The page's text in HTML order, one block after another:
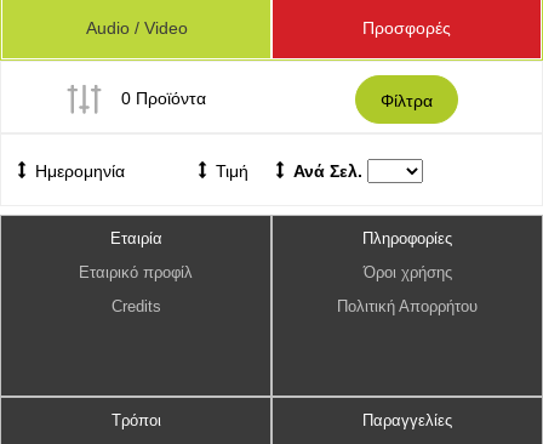
Audio / Video Προσφορές
0 Προϊόντα Φίλτρα
Ημερομηνία Τιμή Ανά Σελ.
Εταιρία
Εταιρικό προφίλ
Credits
Πληροφορίες
Όροι χρήσης
Πολιτική Απορρήτου
Τρόποι
Παραγγελίες